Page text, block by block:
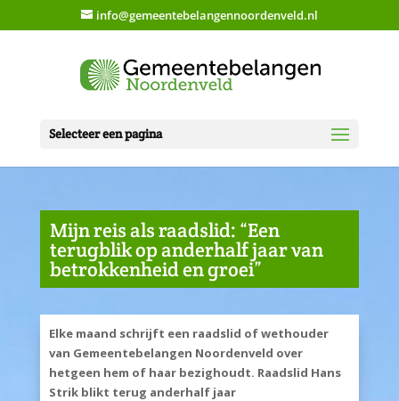
info@gemeentebelangennoordenveld.nl
Selecteer een pagina
Mijn reis als raadslid: “Een
terugblik op anderhalf jaar van
betrokkenheid en groei”
Elke maand schrijft een raadslid of wethouder
van Gemeentebelangen Noordenveld over
hetgeen hem of haar bezighoudt. Raadslid Hans
Strik blikt terug anderhalf jaar